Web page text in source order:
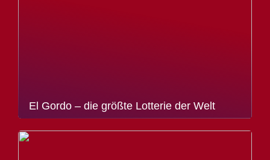
El Gordo – die größte Lotterie der Welt